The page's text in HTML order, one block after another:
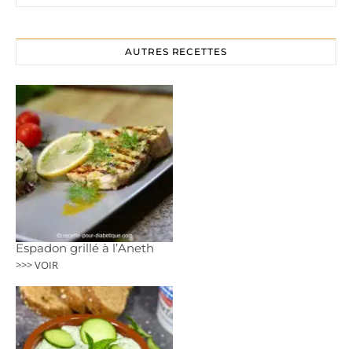
AUTRES RECETTES
Espadon grillé à l’Aneth
>>> VOIR